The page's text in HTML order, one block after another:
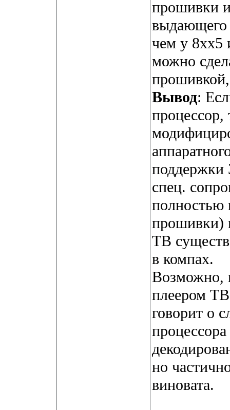
прошивки
выдающего
чем у 8хх5
можно
прошивкой,
Вывод:
поддержки
спец.
полностью
прошивки)
ТВ
в компах.
Возможно,
плеером
говорит о
но
виновата.